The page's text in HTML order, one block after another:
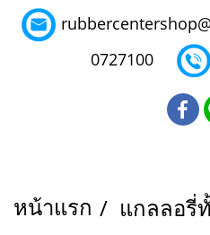
0727100
หน้าแรก แกลลอรี่